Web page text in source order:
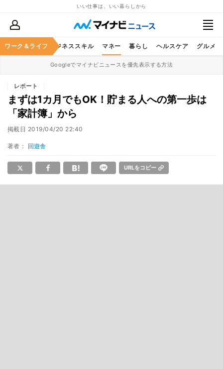
いい仕事は、いい暮らしから
ワーク＆ライフ
キャリア ビジネススキル マネー 暮らし ヘルスケア グルメ
Googleでマイナビニュースを優先表示する方法
レポート
まずは1カ月でもOK！貯まる人への第一歩は
「家計簿」から
掲載日 2019/04/20 22:40
著者： 回遊舎
URLをコピー